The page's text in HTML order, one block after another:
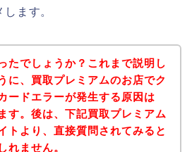
ます。
たでしょうか？これまで説明し
に、買取プレミアムのお店でク
ードエラーが発生する原因は
す。後は、下記買取プレミアム
トより、直接質問されてみると
れません。